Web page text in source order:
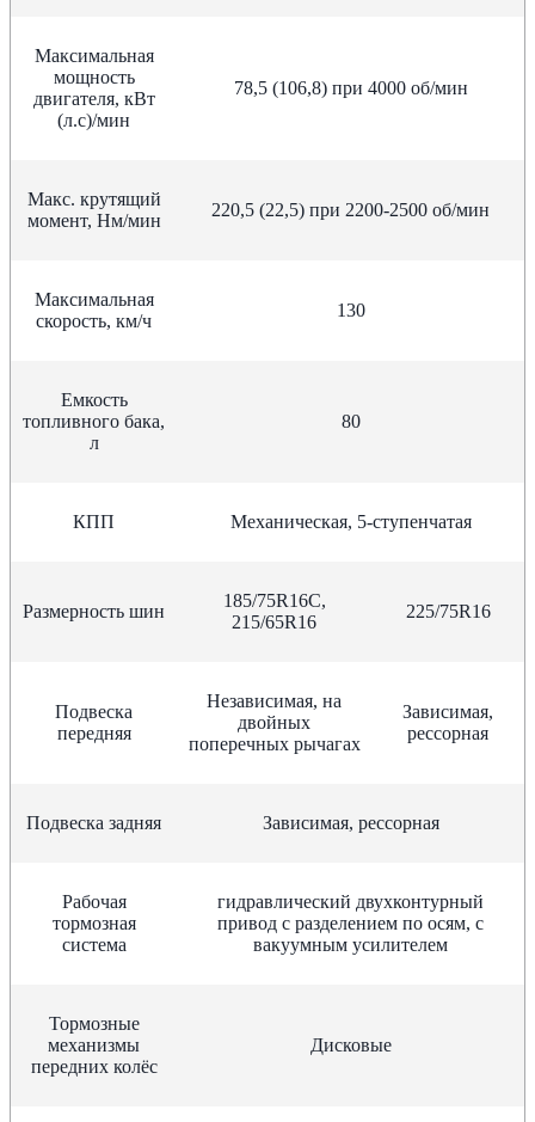
Максимальная
мощность
двигателя, кВт
(л.с)/мин
78,5 (106,8) при 4000 об/мин
Макс. крутящий
момент, Нм/мин
220,5 (22,5) при 2200-2500 об/мин
Максимальная
скорость, км/ч
130
Емкость
топливного бака,
л
80
КПП Механическая, 5-ступенчатая
Размерность шин
185/75R16C,
215/65R16
225/75R16
Подвеска
передняя
Независимая, на
двойных
поперечных рычагах
Зависимая,
рессорная
Подвеска задняя Зависимая, рессорная
Рабочая
тормозная
система
гидравлический двухконтурный
привод с разделением по осям, с
вакуумным усилителем
Тормозные
механизмы
передних колёс
Дисковые